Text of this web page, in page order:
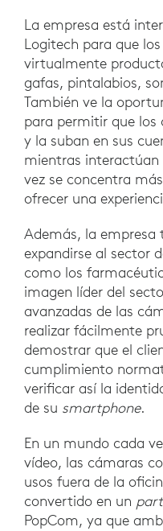
La empresa está
Logitech para que
virtualmente
gafas, pintalabios,
También ve la
para permitir que los
y la suban en sus
mientras interactúan
vez se concentra
ofrecer una
Además, la
expandirse al sector
como los
imagen líder del
avanzadas de las
realizar fácilmente
demostrar que el
cumplimiento
verificar así la
de su smartphone.
En un mundo cada
vídeo, las cámaras
usos fuera de la
convertido en un
PopCom, ya que